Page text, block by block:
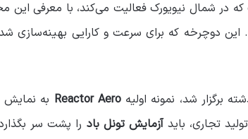
در شمال نیویورک فعالیت می‌کند، با معرفی این
دوچرخه که برای سرعت و کارایی بهینه‌سازی
برگزار شد، نمونه اولیهReactor Aero به نمایش
تجاری، بایدآزمایش تونل باد را پشت سر